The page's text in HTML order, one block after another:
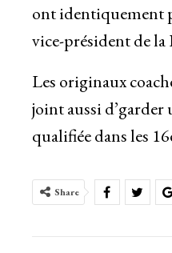
ont identiquement
vice-président de
Les originaux
joint aussi d’garder
qualifiée dans les
Share